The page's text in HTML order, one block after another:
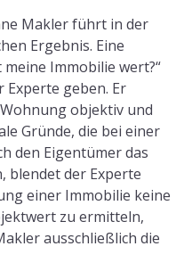
Makler führt in der
Ergebnis. Eine
Immobilie wert?“
geben. Er
objektiv und
Gründe, die bei einer
den Eigentümer das
blendet der Experte
einer Immobilie keine
zu ermitteln,
ausschließlich die